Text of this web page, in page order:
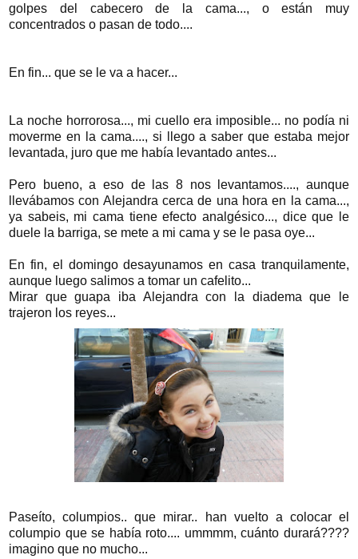
golpes del cabecero de la cama..., o están muy
concentrados o pasan de todo....
En fin... que se le va a hacer...
La noche horrorosa..., mi cuello era imposible... no podía ni
moverme en la cama...., si llego a saber que estaba mejor
levantada, juro que me había levantado antes...
Pero bueno, a eso de las 8 nos levantamos...., aunque
llevábamos con Alejandra cerca de una hora en la cama...,
ya sabeis, mi cama tiene efecto analgésico..., dice que le
duele la barriga, se mete a mi cama y se le pasa oye...
En fin, el domingo desayunamos en casa tranquilamente,
aunque luego salimos a tomar un cafelito...
Mirar que guapa iba Alejandra con la diadema que le
trajeron los reyes...
Paseíto, columpios.. que mirar.. han vuelto a colocar el
columpio que se había roto.... ummmm, cuánto durará????
imagino que no mucho...